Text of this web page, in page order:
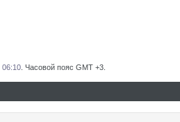
06:10 . Часовой пояс GMT +3.